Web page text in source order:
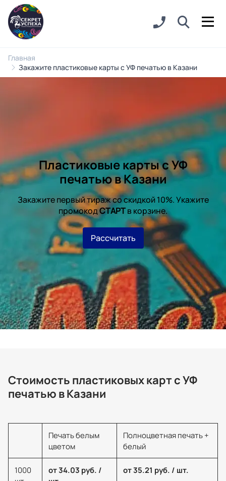
Главная
Закажите пластиковые карты с УФ печатью в Казани
Пластиковые карты с УФ
печатью в Казани
Закажите первый тираж со скидкой 10%. Укажите
промокодСТАРТв корзине.
Рассчитать
Стоимость пластиковых карт с УФ
печатью в Казани
Печать белым
цветом
Полноцветная печать +
белый
1000
от 34.03 руб. /
от 35.21 руб. / шт.